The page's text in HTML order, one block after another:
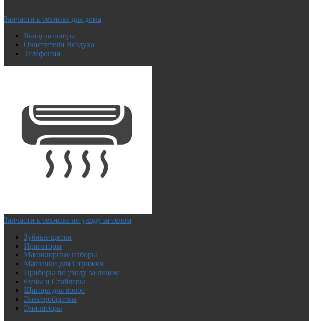
Запчасти к технике для дома
Кондиционеры
Очистители Воздуха
Телефония
Запчасти к технике по уходу за телом
Зубные щетки
Иригаторы
Маникюрные наборы
Машинки для Стрижки
Приборы по уходу за лицом
Фены и Стайлеры
Щипцы для волос
Электробритвы
Эпиляторы